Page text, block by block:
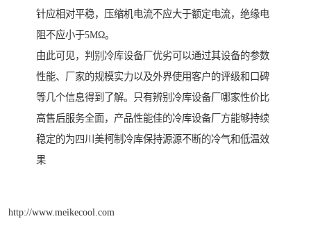
针应相对平稳，压缩机电流不应大于额定电流，绝缘电
阻不应小于5MΩ。
由此可见，判别冷库设备厂优劣可以通过其设备的参数
性能、厂家的规模实力以及外界使用客户的评级和口碑
等几个信息得到了解。只有辨别冷库设备厂哪家性价比
高售后服务全面，产品性能佳的冷库设备厂方能够持续
稳定的为四川美柯制冷库保持源源不断的冷气和低温效
果
http://www.meikecool.com